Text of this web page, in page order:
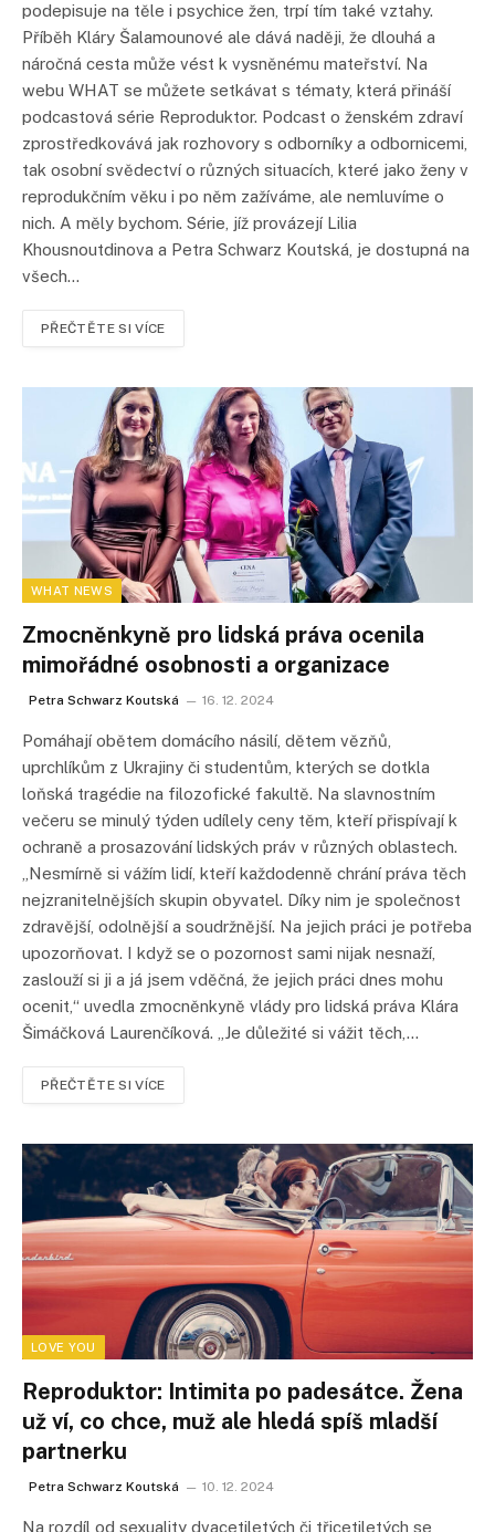
podepisuje na těle i psychice žen, trpí tím také vztahy.
Příběh Kláry Šalamounové ale dává naději, že dlouhá a
náročná cesta může vést k vysněnému mateřství. Na
webu WHAT se můžete setkávat s tématy, která přináší
podcastová série Reproduktor. Podcast o ženském zdraví
zprostředkovává jak rozhovory s odborníky a odbornicemi,
tak osobní svědectví o různých situacích, které jako ženy v
reprodukčním věku i po něm zažíváme, ale nemluvíme o
nich. A měly bychom. Série, jíž provázejí Lilia
Khousnoutdinova a Petra Schwarz Koutská, je dostupná na
všech…
PŘEČTĚTE SI VÍCE
WHAT NEWS
Zmocněnkyně pro lidská práva ocenila
mimořádné osobnosti a organizace
Petra Schwarz Koutská 16. 12. 2024
Pomáhají obětem domácího násilí, dětem vězňů,
uprchlíkům z Ukrajiny či studentům, kterých se dotkla
loňská tragédie na filozofické fakultě. Na slavnostním
večeru se minulý týden udílely ceny těm, kteří přispívají k
ochraně a prosazování lidských práv v různých oblastech.
„Nesmírně si vážím lidí, kteří každodenně chrání práva těch
nejzranitelnějších skupin obyvatel. Díky nim je společnost
zdravější, odolnější a soudržnější. Na jejich práci je potřeba
upozorňovat. I když se o pozornost sami nijak nesnaží,
zaslouží si ji a já jsem vděčná, že jejich práci dnes mohu
ocenit,“ uvedla zmocněnkyně vlády pro lidská práva Klára
Šimáčková Laurenčíková. „Je důležité si vážit těch,…
PŘEČTĚTE SI VÍCE
LOVE YOU
Reproduktor: Intimita po padesátce. Žena
už ví, co chce, muž ale hledá spíš mladší
partnerku
Petra Schwarz Koutská 10. 12. 2024
Na rozdíl od sexuality dvacetiletých či třicetiletých se